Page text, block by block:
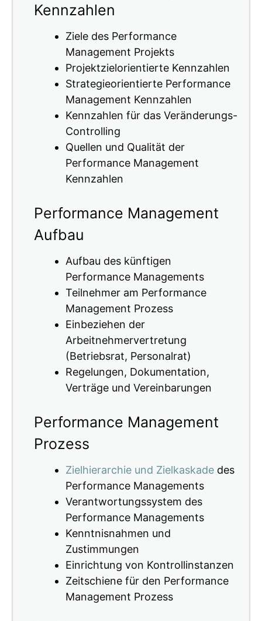
Kennzahlen
Ziele des Performance
Management Projekts
Projektzielorientierte Kennzahlen
Strategieorientierte Performance
Management Kennzahlen
Kennzahlen für das Veränderungs-
Controlling
Quellen und Qualität der
Performance Management
Kennzahlen
Performance Management
Aufbau
Aufbau des künftigen
Performance Managements
Teilnehmer am Performance
Management Prozess
Einbeziehen der
Arbeitnehmervertretung
(Betriebsrat, Personalrat)
Regelungen, Dokumentation,
Verträge und Vereinbarungen
Performance Management
Prozess
Zielhierarchie und Zielkaskade des
Performance Managements
Verantwortungssystem des
Performance Managements
Kenntnisnahmen und
Zustimmungen
Einrichtung von Kontrollinstanzen
Zeitschiene für den Performance
Management Prozess